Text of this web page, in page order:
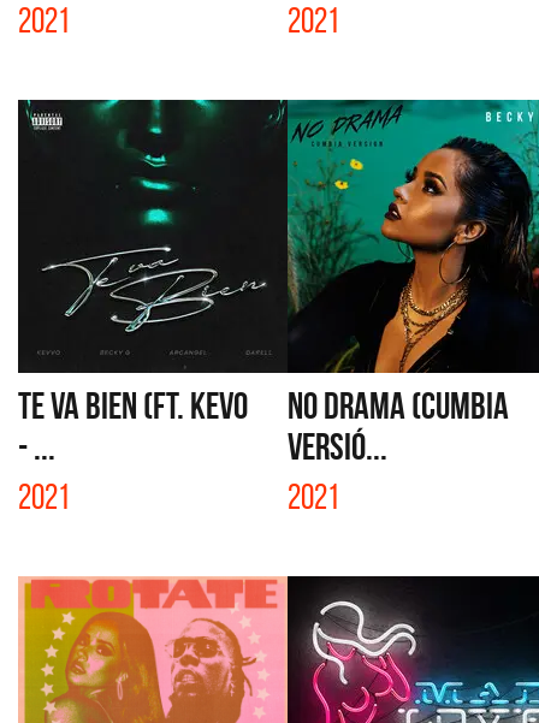
2021 2021
TE VA BIEN (FT. KEVO
- ...
2021
NO DRAMA (CUMBIA
VERSIÓ...
2021